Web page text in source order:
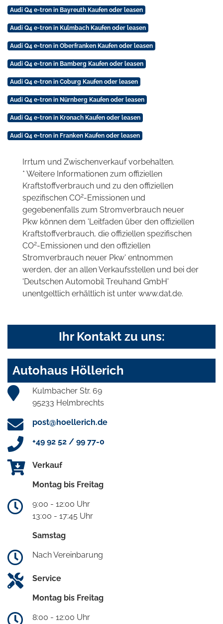
Audi Q4 e-tron in Bayreuth Kaufen oder leasen
Audi Q4 e-tron in Kulmbach Kaufen oder leasen
Audi Q4 e-tron in Oberfranken Kaufen oder leasen
Audi Q4 e-tron in Bamberg Kaufen oder leasen
Audi Q4 e-tron in Coburg Kaufen oder leasen
Audi Q4 e-tron in Nürnberg Kaufen oder leasen
Audi Q4 e-tron in Kronach Kaufen oder leasen
Audi Q4 e-tron in Franken Kaufen oder leasen
Irrtum und Zwischenverkauf vorbehalten.
* Weitere Informationen zum offiziellen
Kraftstoffverbrauch und zu den offiziellen
spezifischen CO2-Emissionen und
gegebenenfalls zum Stromverbrauch neuer
Pkw können dem 'Leitfaden über den offiziellen
Kraftstoffverbrauch, die offiziellen spezifischen
CO2-Emissionen und den offiziellen
Stromverbrauch neuer Pkw' entnommen
werden, der an allen Verkaufsstellen und bei der
'Deutschen Automobil Treuhand GmbH'
unentgeltlich erhältlich ist unter www.dat.de.
Ihr Kontakt zu uns:
Autohaus Höllerich
Kulmbacher Str. 69
95233 Helmbrechts
post@hoellerich.de
+49 92 52 / 99 77-0
Verkauf
Montag bis Freitag
9:00 - 12:00 Uhr
13:00 - 17:45 Uhr
Samstag
Nach Vereinbarung
Service
Montag bis Freitag
8:00 - 12:00 Uhr